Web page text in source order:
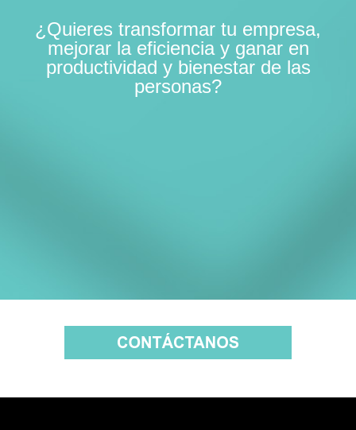
¿Quieres transformar tu empresa,
mejorar la eficiencia y ganar en
productividad y bienestar de las
personas?